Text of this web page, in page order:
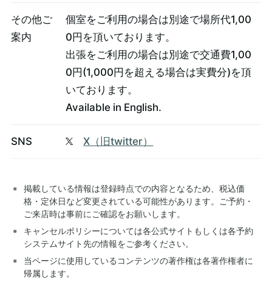
その他ご
案内
個室をご利用の場合は別途で場所代1,00
0円を頂いております。
出張をご利用の場合は別途で交通費1,00
0円(1,000円を超える場合は実費分)を頂
いております。
Available in English.
SNS X（旧twitter）
掲載している情報は登録時点での内容となるため、税込価
格・定休日など変更されている可能性があります。ご予約・
ご来店時は事前にご確認をお願いします。
キャンセルポリシーについては各公式サイトもしくは各予約
システムサイト先の情報をご参考ください。
当ページに使用しているコンテンツの著作権は各著作権者に
帰属します。